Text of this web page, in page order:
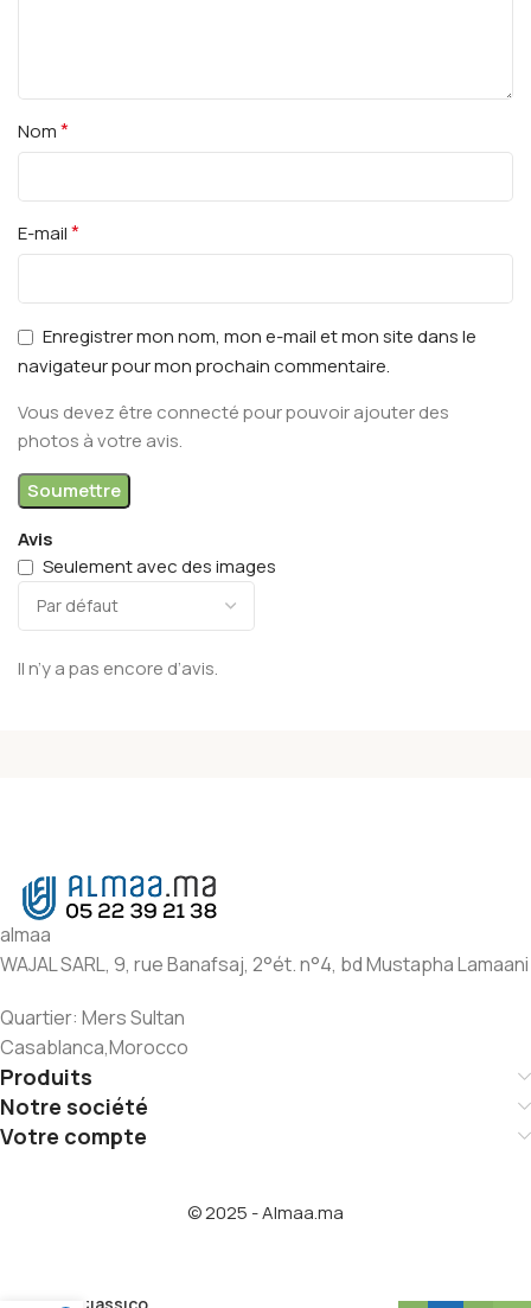
Avis
Seulement avec des images
Il n’y a pas encore d’avis.
Nom*
E-mail*
Enregistrer mon nom, mon e-mail et mon site dans le
navigateur pour mon prochain commentaire.
Vous devez être connecté pour pouvoir ajouter des
photos à votre avis.
almaa
WAJAL SARL, 9, rue Banafsaj, 2°ét. n°4, bd Mustapha Lamaani
Quartier: Mers Sultan
Casablanca,Morocco
Produits
Notre société
Votre compte
© 2025 - Almaa.ma
Classico